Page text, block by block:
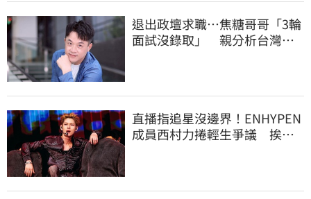
退出政壇求職…焦糖哥哥「3輪
面試沒錄取」 親分析台灣職
直播指追星沒邊界！ENHYPEN
成員西村力捲輕生爭議 挨